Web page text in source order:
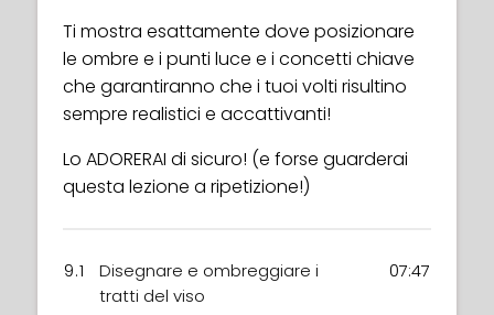
Ti mostra esattamente dove posizionare
le ombre e i punti luce e i concetti chiave
che garantiranno che i tuoi volti risultino
sempre realistici e accattivanti!
Lo ADORERAI di sicuro! (e forse guarderai
questa lezione a ripetizione!)
9.1
Disegnare e ombreggiare i
tratti del viso
07:47